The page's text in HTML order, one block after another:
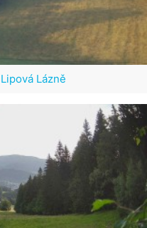
Lázně